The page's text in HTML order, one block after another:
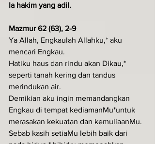
Ia hakim yang adil.
Mazmur 62 (63), 2-9
Ya Allah, Engkaulah Allahku,* aku
mencari Engkau.
Hatiku haus dan rindu akan Dikau,*
seperti tanah kering dan tandus
merindukan air.
Demikian aku ingin memandangkan
Engkau di tempat kediamanMu*untuk
merasakan kekuatan dan kemuliaanMu.
Sebab kasih setiaMu lebih baik dari